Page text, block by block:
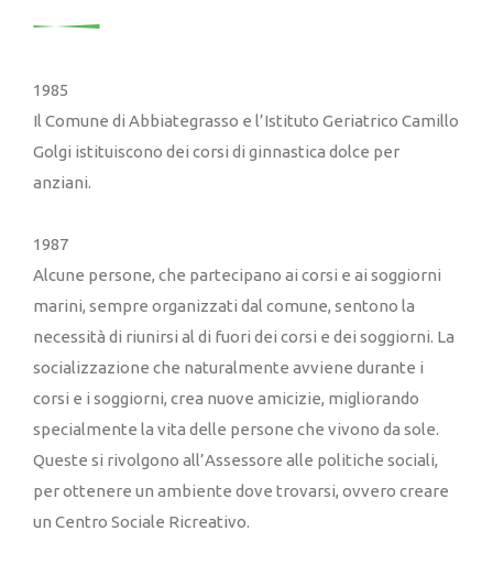
1985
Il Comune di Abbiategrasso e l’Istituto Geriatrico Camillo
Golgi istituiscono dei corsi di ginnastica dolce per
anziani.
1987
Alcune persone, che partecipano ai corsi e ai soggiorni
marini, sempre organizzati dal comune, sentono la
necessità di riunirsi al di fuori dei corsi e dei soggiorni. La
socializzazione che naturalmente avviene durante i
corsi e i soggiorni, crea nuove amicizie, migliorando
specialmente la vita delle persone che vivono da sole.
Queste si rivolgono all’Assessore alle politiche sociali,
per ottenere un ambiente dove trovarsi, ovvero creare
un Centro Sociale Ricreativo.